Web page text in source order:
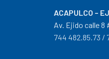
ACAPULCO –
Av. Ejido calle 8
744 482.85.73 /